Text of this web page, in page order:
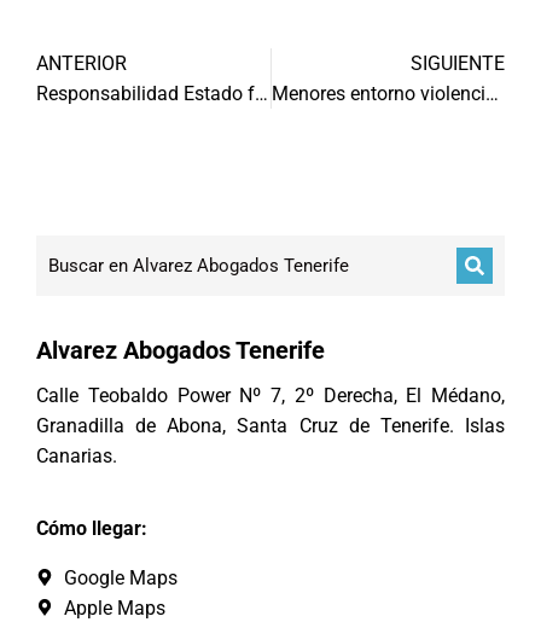
ANTERIOR
Responsabilidad Estado frente a prisión preventiva indebida
SIGUIENTE
Menores entorno violencia género y doméstica son víctimas
Alvarez Abogados Tenerife
Calle Teobaldo Power Nº 7, 2º Derecha, El Médano,
Granadilla de Abona, Santa Cruz de Tenerife. Islas
Canarias.
Cómo llegar:
Google Maps
Apple Maps